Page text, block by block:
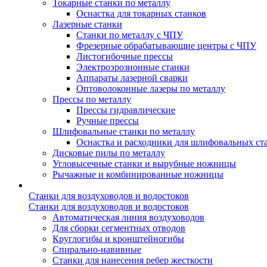
Токарные станки по металлу
Оснастка для токарных станков
Лазерные станки
Станки по металлу с ЧПУ
Фрезерные обрабатывающие центры с ЧПУ
Листогибочные прессы
Электроэрозионные станки
Аппараты лазерной сварки
Оптоволоконные лазеры по металлу
Прессы по металлу
Прессы гидравлические
Ручные прессы
Шлифовальные станки по металлу
Оснастка и расходники для шлифовальных
Дисковые пилы по металлу
Угловысечные станки и вырубные ножницы
Рычажные и комбинированные ножницы
Станки для воздуховодов и водостоков
Станки для воздуховодов и водостоков
Автоматическая линия воздуховодов
Для сборки сегментных отводов
Круглогибы и кронштейногибы
Спирально-навивные
Станки для нанесения ребер жесткости